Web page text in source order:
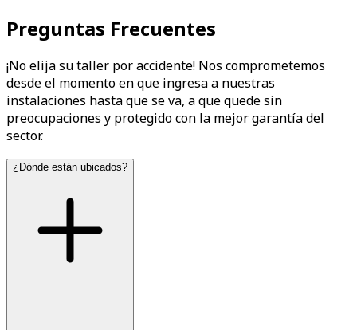
Preguntas Frecuentes
¡No elija su taller por accidente! Nos comprometemos
desde el momento en que ingresa a nuestras
instalaciones hasta que se va, a que quede sin
preocupaciones y protegido con la mejor garantía del
sector.
¿Dónde están ubicados?